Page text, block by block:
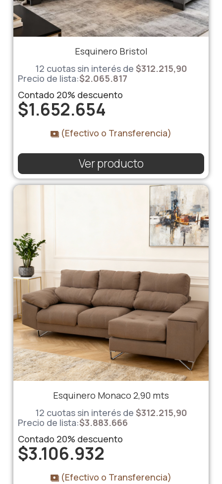
Esquinero Bristol
12 cuotas sin interés de $312.215,90
Precio de lista:$2.065.817
Contado 20% descuento
$1.652.654
(Efectivo o Transferencia)
Ver producto
Esquinero Monaco 2,90 mts
12 cuotas sin interés de $312.215,90
Precio de lista:$3.883.666
Contado 20% descuento
$3.106.932
(Efectivo o Transferencia)